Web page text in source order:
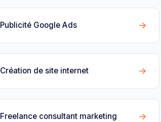
Publicité Google Ads →
Création de site internet →
Freelance consultant marketing →